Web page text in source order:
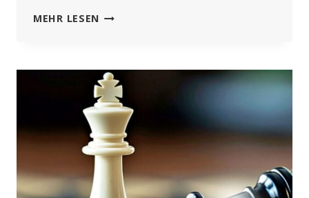
MEHR LESEN SCHULE
“ M
OBILFUNKANTENNEN I
N D
ER N
ÄHE D
ES S
PIELPLATZES I
NSTALLIEREN U